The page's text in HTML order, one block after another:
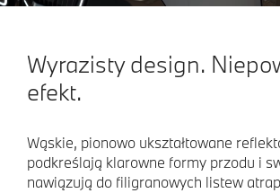
Wyrazisty design.
efekt.
Wąskie, pionowo ukształtowane
podkreślają klarowne formy przodu i
nawiązują do filigranowych listew